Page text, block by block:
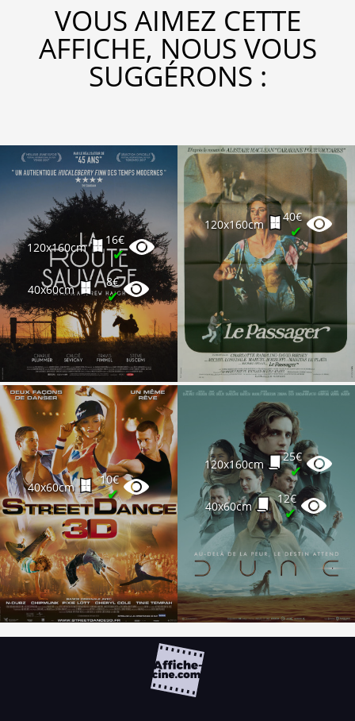
VOUS AIMEZ CETTE
AFFICHE, NOUS VOUS
SUGGÉRONS :
120x160cm
16€
✔
40x60cm
8€
✔
120x160cm
40€
✔
40x60cm
10€
✔
120x160cm
25€
✔
40x60cm
12€
✔